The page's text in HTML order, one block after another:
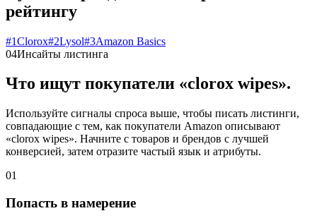
рейтингу
#1Clorox#2Lysol#3Amazon Basics
04Инсайты листинга
Что ищут покупатели «clorox wipes».
Используйте сигналы спроса выше, чтобы писать листинги,
совпадающие с тем, как покупатели Amazon описывают
«clorox wipes». Начните с товаров и брендов с лучшей
конверсией, затем отразите частый язык и атрибуты.
01
Попасть в намерение